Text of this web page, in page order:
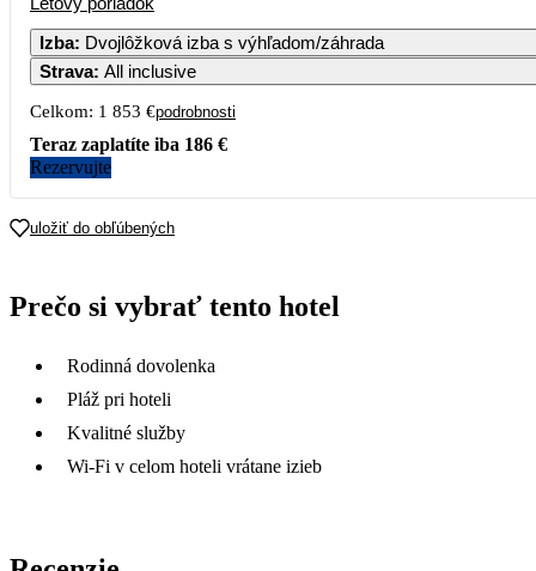
17 18 19 20
Izba: Dvojlôžková izba s výhľadom/záhrada
Strava: All inclusive
Celkom: 1 853 €podrobnosti
Teraz zaplatíte iba 186 €
Rezervujte
uložiť do obľúbených
Prečo si vybrať tento hotel
Rodinná dovolenka
Pláž pri hoteli
Kvalitné služby
Wi-Fi v celom hoteli vrátane izieb